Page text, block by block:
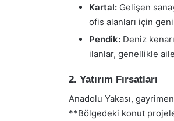
Kartal: Gelişen
ofis alanları için
Pendik: Deniz
ilanlar, genellikle
2. Yatırım Fırsatları
Anadolu Yakası,
**Bölgedeki konut